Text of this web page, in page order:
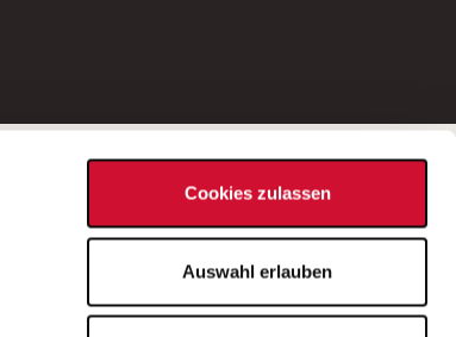
Cookies zulassen
Auswahl erlauben
Bei Fragen zu einer Stellenausschreibung
wenden Sie sich bitte an die*den in der
Stellenausschreibung genannte*n